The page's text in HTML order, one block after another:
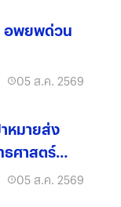
อพยพด่วน
05 ส.ค. 2569
หมายส่ง
ศาสตร์
05 ส.ค. 2569